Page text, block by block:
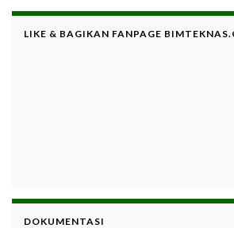
LIKE & BAGIKAN FANPAGE
DOKUMENTASI